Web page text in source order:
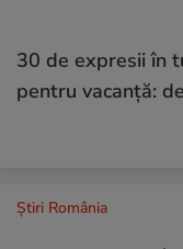
30 de expresii în
pentru vacanță:
Știri România